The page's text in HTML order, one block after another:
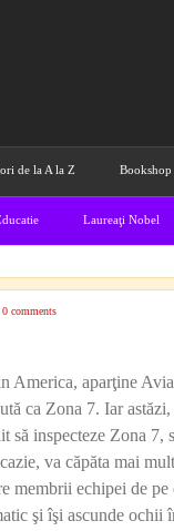
de la A la Z Bookshop
Laureaţi Nobel
0 comments
America, aparţine
ca Zona 7. Iar
să inspecteze Zona 7,
va căpăta mai
membrii echipei de
şi îşi ascunde ochii